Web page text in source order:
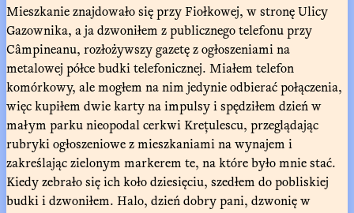
Mieszkanie znajdowało się przy Fiołkowej, w stronę Ulicy
Gazownika, a ja dzwoniłem z publicznego telefonu przy
Câmpineanu, rozłożywszy gazetę z ogłoszeniami na
metalowej półce budki telefonicznej. Miałem telefon
komórkowy, ale mogłem na nim jedynie odbierać połączenia,
więc kupiłem dwie karty na impulsy i spędziłem dzień w
małym parku nieopodal cerkwi Krețulescu, przeglądając
rubryki ogłoszeniowe z mieszkaniami na wynajem i
zakreślając zielonym markerem te, na które było mnie stać.
Kiedy zebrało się ich koło dziesięciu, szedłem do pobliskiej
budki i dzwoniłem. Halo, dzień dobry pani, dzwonię w